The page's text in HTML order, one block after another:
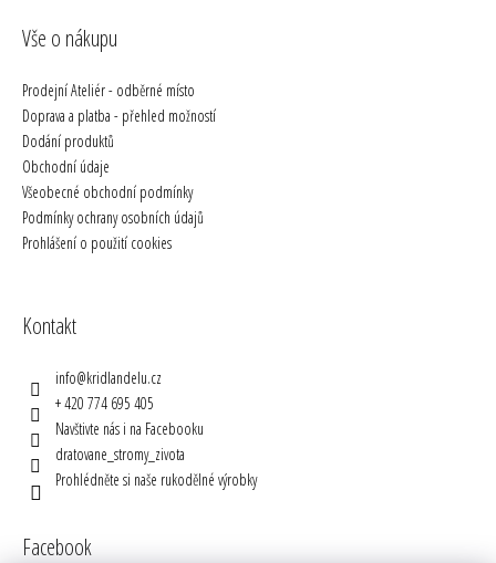
Vše o nákupu
Prodejní Ateliér - odběrné místo
Doprava a platba - přehled možností
Dodání produktů
Obchodní údaje
Všeobecné obchodní podmínky
Podmínky ochrany osobních údajů
Prohlášení o použití cookies
Kontakt
info@kridlandelu.cz
+ 420 774 695 405
Navštivte nás i na Facebooku
dratovane_stromy_zivota
Prohlédněte si naše rukodělné výrobky
Facebook